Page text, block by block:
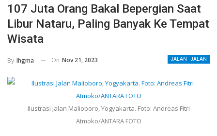
107 Juta Orang Bakal Bepergian Saat
Libur Nataru, Paling Banyak Ke Tempat
Wisata
JALAN - JALAN
By Ihgma On Nov 21, 2023
Ilustrasi Jalan Malioboro, Yogyakarta. Foto: Andreas Fitri
Atmoko/ANTARA FOTO